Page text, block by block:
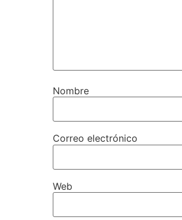
Nombre
Correo electrónico
Web